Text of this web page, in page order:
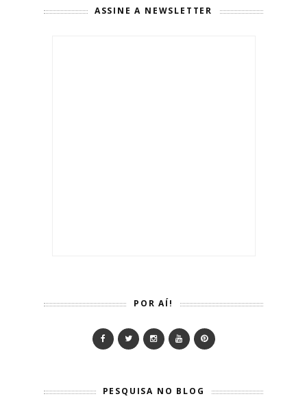
ASSINE A NEWSLETTER
POR AÍ!
PESQUISA NO BLOG